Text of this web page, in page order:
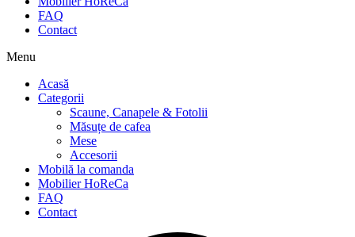
FAQ
Contact
Menu
Acasă
Categorii
Scaune, Canapele & Fotolii
Măsuțe de cafea
Mese
Accesorii
Mobilă la comanda
Mobilier HoReCa
FAQ
Contact